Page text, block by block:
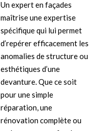
Un expert en façades
maîtrise une expertise
spécifique qui lui permet
d’repérer efficacement les
anomalies de structure ou
esthétiques d’une
devanture. Que ce soit
pour une simple
réparation, une
rénovation complète ou